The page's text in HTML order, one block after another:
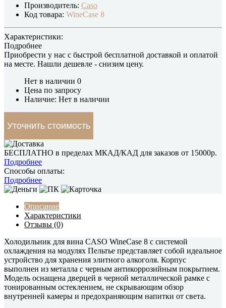
Производитель: Caso
Код товара: WineCase 8
Характеристики:
Подробнее
Приобрести у нас с быстрой бесплатной доставкой и оплатой
на месте. Нашли дешевле - снизим цену.
Нет в наличии 0
Цена по запросу
Наличие: Нет в наличии
Уточнить стоимость
БЕСПЛАТНО в пределах МКАД/КАД для заказов от 15000р.
Подробнее
Способы оплаты:
Подробнее
Описание
Характеристики
Отзывы (0)
Холодильник для вина CASO WineCase 8 с системой
охлаждения на модулях Пельтье представляет собой идеальное
устройство для хранения элитного алкоголя. Корпус
выполнен из металла с черным антикоррозийным покрытием.
Модель оснащена дверцей в черной металлической рамке с
тонированным остеклением, не скрывающим обзор
внутренней камеры и предохраняющим напитки от света.